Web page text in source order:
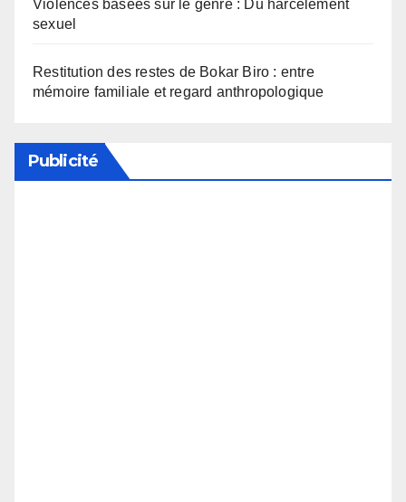
Violences basées sur le genre : Du harcèlement
sexuel
Restitution des restes de Bokar Biro : entre
mémoire familiale et regard anthropologique
Publicité